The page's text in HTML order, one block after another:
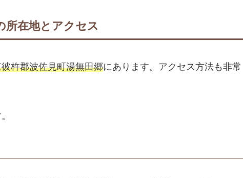
所在地とアクセス
杵郡波佐見町湯無田郷にあります。アクセス方法も非常